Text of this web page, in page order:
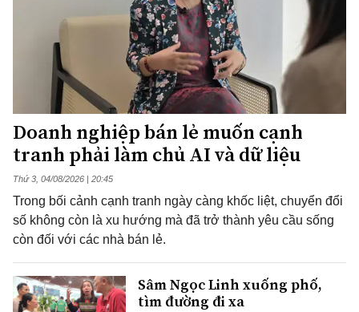
Doanh nghiệp bán lẻ muốn cạnh
tranh phải làm chủ AI và dữ liệu
Thứ 3, 04/08/2026 | 20:45
Trong bối cảnh cạnh tranh ngày càng khốc liệt, chuyển đổi
số không còn là xu hướng mà đã trở thành yêu cầu sống
còn đối với các nhà bán lẻ.
Sâm Ngọc Linh xuống phố,
tìm đường đi xa